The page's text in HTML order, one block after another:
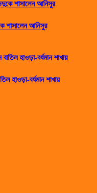
শাসালেন আনিসুর
হাওড়া-বর্ধমান শাখায়